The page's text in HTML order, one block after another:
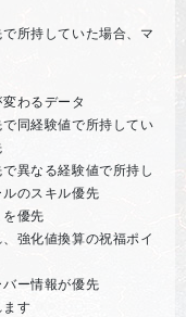
所持していた場合、マ
わるデータ
同経験値で所持してい
異なる経験値で所持し
のスキル優先
を優先
強化値換算の祝福ポイ
バー情報が優先
す